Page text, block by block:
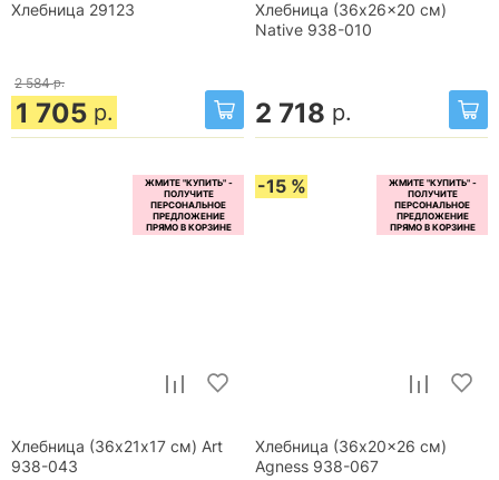
Хлебница 29123
2 584 р.
1 705 р.
Хлебница (36x26x20 см)
Native 938-010
2 718 р.
Хлебница (36х21х17 см) Art
938-043
-15 %
Хлебница (36x20x26 см)
Agness 938-067